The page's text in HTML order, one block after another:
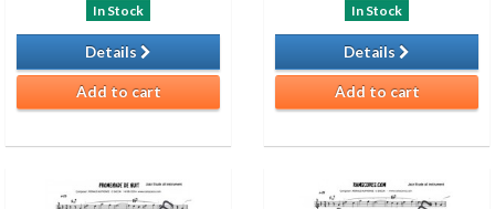
In Stock
Details
Add to cart
In Stock
Details
Add to cart